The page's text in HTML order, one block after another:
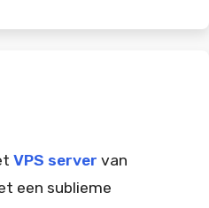
VPS server van
een sublieme